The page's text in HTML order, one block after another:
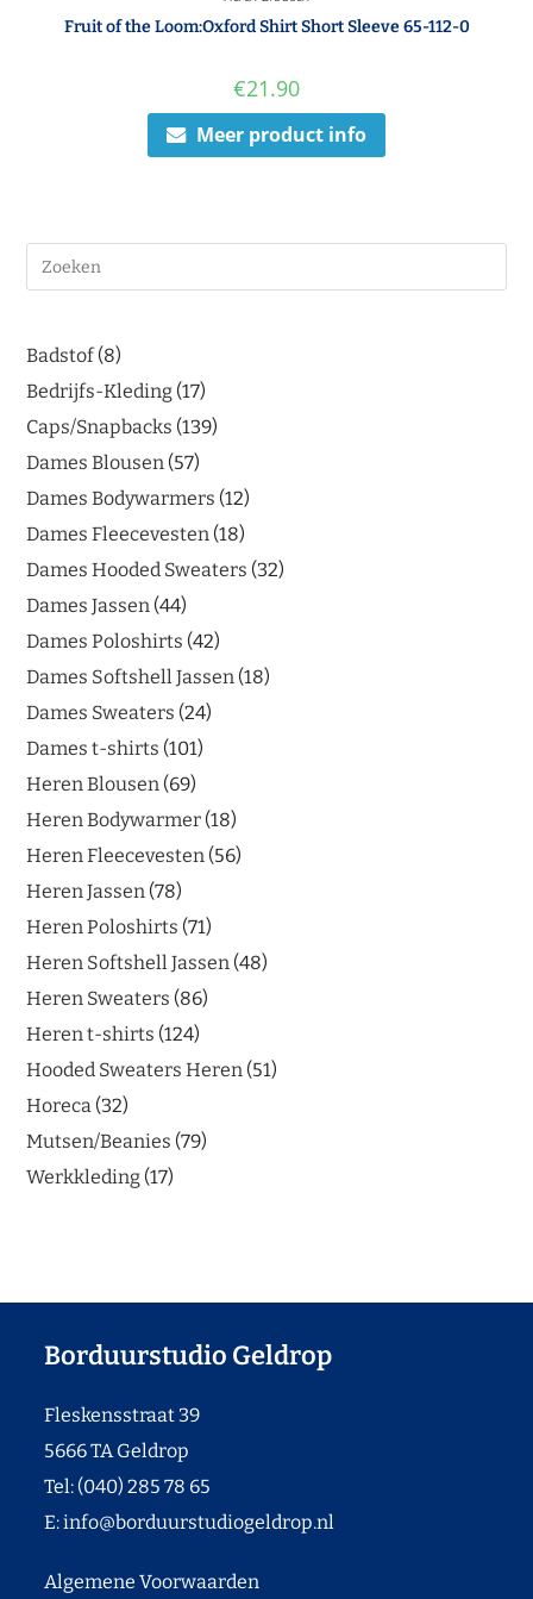
Fruit of the Loom:Oxford Shirt Short Sleeve 65-112-0
€21.90
Meer product info
Badstof 8
Bedrijfs-Kleding 17
Caps/Snapbacks 139
Dames Blousen 57
Dames Bodywarmers 12
Dames Fleecevesten 18
Dames Hooded Sweaters 32
Dames Jassen 44
Dames Poloshirts 42
Dames Softshell Jassen 18
Dames Sweaters 24
Dames t-shirts 101
Heren Blousen 69
Heren Bodywarmer 18
Heren Fleecevesten 56
Heren Jassen 78
Heren Poloshirts 71
Heren Softshell Jassen 48
Heren Sweaters 86
Heren t-shirts 124
Hooded Sweaters Heren 51
Horeca 32
Mutsen/Beanies 79
Werkkleding 17
Borduurstudio Geldrop
Fleskensstraat 39
5666 TA Geldrop
Tel: (040) 285 78 65
E:info@borduurstudiogeldrop.nl
Algemene Voorwaarden